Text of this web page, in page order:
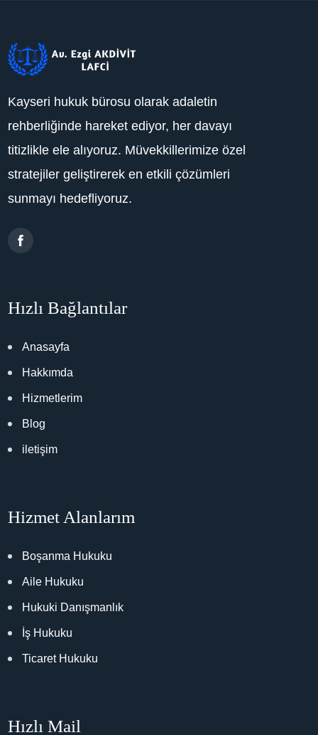
Kayseri hukuk bürosu olarak adaletin
rehberliğinde hareket ediyor, her davayı
titizlikle ele alıyoruz. Müvekkillerimize özel
stratejiler geliştirerek en etkili çözümleri
sunmayı hedefliyoruz.
Hızlı Bağlantılar
Anasayfa
Hakkımda
Hizmetlerim
Blog
iletişim
Hizmet Alanlarım
Boşanma Hukuku
Aile Hukuku
Hukuki Danışmanlık
İş Hukuku
Ticaret Hukuku
Hızlı Mail